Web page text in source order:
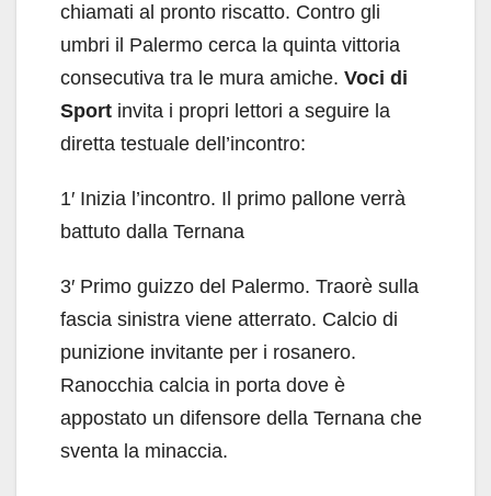
chiamati al pronto riscatto. Contro gli
umbri il Palermo cerca la quinta vittoria
consecutiva tra le mura amiche. Voci di
Sport invita i propri lettori a seguire la
diretta testuale dell’incontro:
1′ Inizia l’incontro. Il primo pallone verrà
battuto dalla Ternana
3′ Primo guizzo del Palermo. Traorè sulla
fascia sinistra viene atterrato. Calcio di
punizione invitante per i rosanero.
Ranocchia calcia in porta dove è
appostato un difensore della Ternana che
sventa la minaccia.